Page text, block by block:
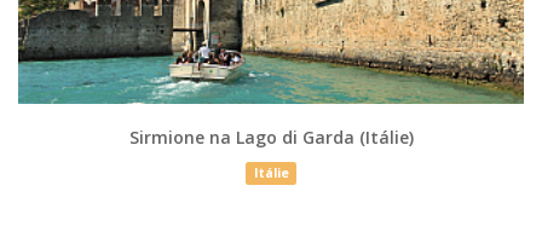
Sirmione na Lago di Garda (Itálie)
Itálie